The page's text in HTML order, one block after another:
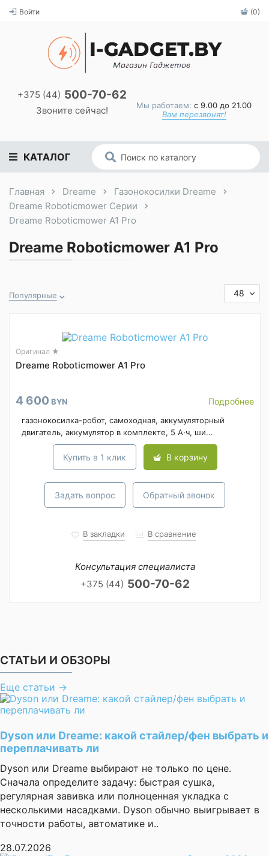
Войти (0)
+375 (44) 500-70-62
Звоните сейчас! Мы работаем: с 9.00 до 21.00
Вам перезвонят!
КАТАЛОГ
Главная Dreame
Газонокосилки Dreame
Dreame Roboticmower Серии
Dreame Roboticmower A1 Pro
Dreame Roboticmower A1 Pro
Популярные 48
Оригинал ★
Dreame Roboticmower A1 Pro
4 600 BYN Подробнее
газонокосилка-робот, самоходная, аккумуляторный
двигатель, аккумулятор в комплекте, 5 А·ч, ши...
Купить в 1 клик В корзину
Задать вопрос Обратный звонок
В закладки В сравнение
Консультация специалиста
+375 (44) 500-70-62
СТАТЬИ И ОБЗОРЫ
Еще статьи →
Dyson или Dreame: какой стайлер/фен выбрать и
переплачивать ли
Dyson или Dreame выбирают не только по цене.
Сначала определите задачу: быстрая сушка,
регулярная завивка или полноценная укладка с
несколькими насадками. Dyson обычно выигрывает в
точности работы, автоматике и..
28.07.2026